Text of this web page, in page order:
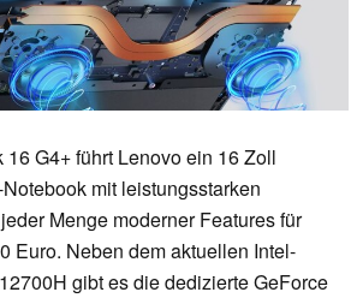
G4+ führt Lenovo ein 16 Zoll
mit leistungsstarken
Menge moderner Features für
Euro. Neben dem aktuellen Intel-
gibt es die dedizierte GeForce